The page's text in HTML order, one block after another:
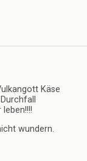
Käse
wundern.